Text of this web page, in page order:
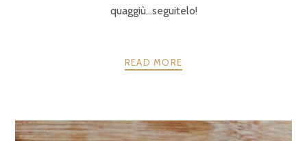
quaggiù…seguitelo!
READ MORE